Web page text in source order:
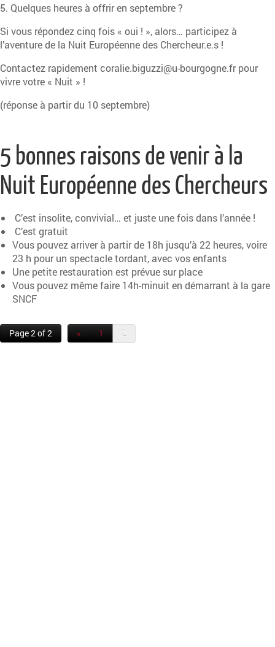
5. Quelques heures à offrir en septembre ?
Si vous répondez cinq fois « oui ! », alors… participez à
l’aventure de la Nuit Européenne des Chercheur.e.s !
Contactez rapidement coralie.biguzzi@u-bourgogne.fr pour
vivre votre « Nuit » !
(réponse à partir du 10 septembre)
5 bonnes raisons de venir à la
Nuit Européenne des Chercheurs
C’est insolite, convivial… et juste une fois dans l’année !
C’est gratuit
Vous pouvez arriver à partir de 18h jusqu’à 22 heures, voire
23 h pour un spectacle tordant, avec vos enfants
Une petite restauration est prévue sur place
Vous pouvez même faire 14h-minuit en démarrant à la gare
SNCF
Page 2 of 2 « 1 2